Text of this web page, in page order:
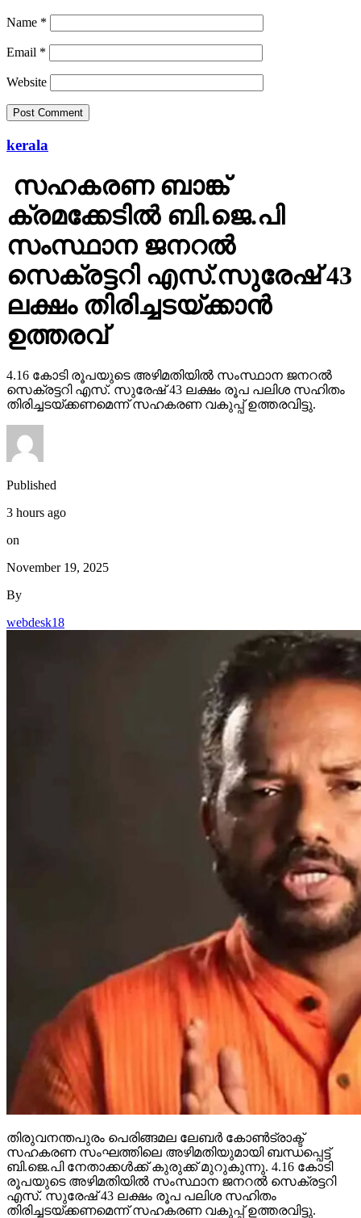
Name *
Email *
Website
kerala
സഹകരണ ബാങ്ക്
ക്രമക്കേടില്‍ ബി.ജെ.പി
സംസ്ഥാന ജനറല്‍
സെക്രട്ടറി എസ്.സുരേഷ് 43
ലക്ഷം തിരിച്ചടയ്ക്കാന്‍
ഉത്തരവ്
4.16 കോടി രൂപയുടെ അഴിമതിയില്‍ സംസ്ഥാന ജനറല്‍
സെക്രട്ടറി എസ്. സുരേഷ് 43 ലക്ഷം രൂപ പലിശ സഹിതം
തിരിച്ചടയ്ക്കണമെന്ന് സഹകരണ വകുപ്പ് ഉത്തരവിട്ടു.
Published
3 hours ago
on
November 19, 2025
By
webdesk18
തിരുവനന്തപുരം പെരിങ്ങമല ലേബര്‍ കോണ്‍ട്രാക്ട്
സഹകരണ സംഘത്തിലെ അഴിമതിയുമായി ബന്ധപ്പെട്ട്
ബി.ജെ.പി നേതാക്കള്‍ക്ക് കുരുക്ക് മുറുകുന്നു. 4.16 കോടി
രൂപയുടെ അഴിമതിയില്‍ സംസ്ഥാന ജനറല്‍ സെക്രട്ടറി
എസ്. സുരേഷ് 43 ലക്ഷം രൂപ പലിശ സഹിതം
തിരിച്ചടയ്ക്കണമെന്ന് സഹകരണ വകുപ്പ് ഉത്തരവിട്ടു.